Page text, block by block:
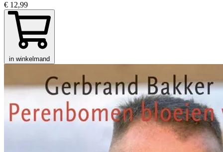
€ 12,99
in winkelmand